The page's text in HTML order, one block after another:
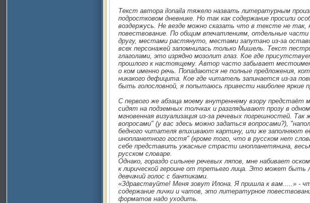
Текст автора ilonaila тяжело назвать литературным
подростковом дневнике. Но так как содержание просили
воздержусь. Не везде можно сказать что в тексте не так,
повествование. По общим впечатлениям, отдельные
другу, местами растянуто, местами запутано из-за
всех персонажей запомнилась только Мишель. Текст
глаголами, это изрядно мозолит глаз. Кое где
прошлого к настоящему. Автор часто забывает
о ком именно речь. Попадаются не полные предложения,
никакого дефицита. Кое где читатель запинается из-за
быть голословной, я попытаюсь привести наиболее яркие
С первого же абзаца моему внутреннему взору предстаёт
сидят на подземных толчках и разглядывают прозу в
мгновенная визуализация из-за речевых погрешностей.
вопросами" (у вас здесь можно задаться вопросами?),
бедного читателя впихивают картину, или же заполняют
инопланетного гостя" (кроме того, что в русском нет
себе представить ужасные страсти инопланетянина,
русском словаре.
Однако, гораздо сильнее речевых ляпов, мне набивает
к лирической героине от третьего лица. Это может быть
девчачий голос с бантиками.
«Здравствуйте! Меня зовут Илона. Я пришла к вам.....» -
содержание лички и чатов, это литературное
форматов надо уходить.